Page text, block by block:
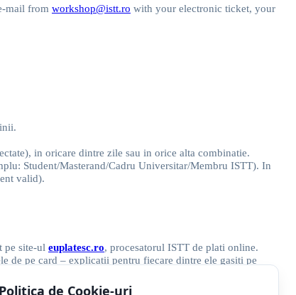
mail from workshop@istt.ro with your electronic ticket, your
in oricare dintre zile sau in orice alta combinatie.
Student/Masterand/Cadru Universitar/Membru ISTT). In
valid).
pe site-ul euplatesc.ro, procesatorul ISTT de plati online.
de pe card – explicatii pentru fiecare dintre ele gasiti pe
de la workshop@istt.ro in care veti regasi biletul
Politica de Cookie-uri